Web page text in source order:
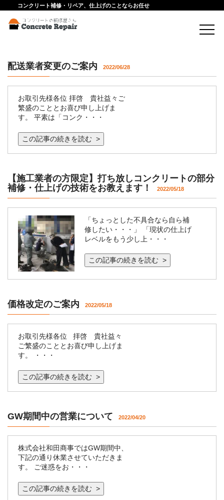
コンクリート補修・リペア、仕上げのことならお任せ
配送業者変更のご案内 2022/06/28
お取引先様各位 拝啓 貴社益々ご
繁盛のこととお喜び申し上げま
す。 平素は「コンク・・・
この記事の続きを読む >
【施工業者の方限定】打ち放しコンクリートの部分
補修・仕上げの技術をお教えます！
2022/05/18
「ちょっとした不具合なら自ら補
修したい・・・」 「現状の仕上げ
レベルをもう少し上・・・
この記事の続きを読む >
価格改定のご案内 2022/05/18
お取引先様各位 拝啓 貴社益々
ご繁盛のこととお喜び申し上げま
す。 ・・・
この記事の続きを読む >
GW期間中の営業について 2022/04/20
株式会社和田商事ではGW期間中、
下記の通り休業させていただきま
す。 ご迷惑をお・・・
この記事の続きを読む >